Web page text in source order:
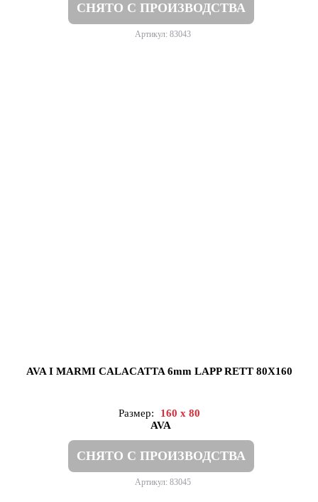
СНЯТО С ПРОИЗВОДСТВА
Артикул: 83043
AVA I MARMI CALACATTA 6mm LAPP RETT 80X160
Размер:
160 x 80
AVA
СНЯТО С ПРОИЗВОДСТВА
Артикул: 83045